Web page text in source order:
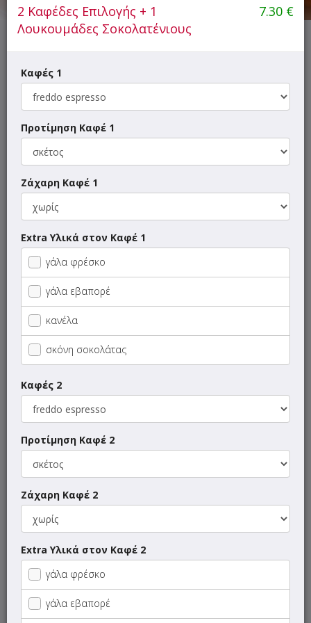
Gift Box:Στείλε την παραγγελία σου ως δώρο στους
αγαπημένους σου, πληρώνοντας με κάρτα και
γράφοντας στα σχόλια την ευχή που θέλεις να την
συνοδεύει! Τα υπόλοιπα άστα πάνω μας :)
Γρήγορη
αναζήτηση
προϊόντος...
Οι προτάσεις μας
SUPER Προσφορές
Φοιτητικές Προσφορές
ΝΗΣΤΙΣΙΜΑ
Καφέδες - Ροφήματα
Φρέσκοι Φυσικοί Χυμοί
Μπουγάτσα
Πίτες - Σφολιάτες
Κρουασάν - Βάφλες
Λουκουμάδες Αλμυροί
Λουκουμάδες Γλυκοί
2 Καφέδες Επιλογής + 1
Λουκουμάδες Σοκολατένιους
7.30 €
Καφές 1
Προτίμηση Καφέ 1
Ζάχαρη Καφέ 1
Extra Υλικά στον Καφέ 1
γάλα φρέσκο
γάλα εβαπορέ
κανέλα
σκόνη σοκολάτας
Καφές 2
Προτίμηση Καφέ 2
Ζάχαρη Καφέ 2
Extra Υλικά στον Καφέ 2
γάλα φρέσκο
γάλα εβαπορέ